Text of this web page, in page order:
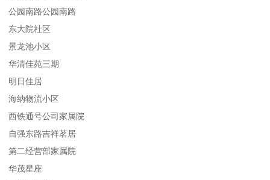
公园南路公园南路
东大院社区
景龙池小区
华清佳苑三期
明日佳居
海纳物流小区
西铁通号公司家属院
自强东路吉祥茗居
第二经营部家属院
华茂星座